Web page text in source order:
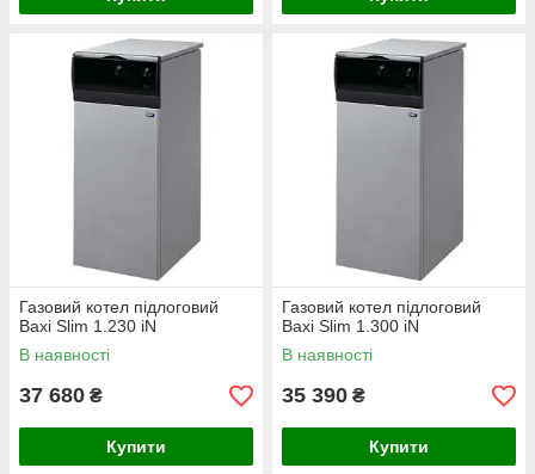
Газовий котел підлоговий
Baxi Slim 1.230 iN
В наявності
37 680 ₴
Купити
Газовий котел підлоговий
Baxi Slim 1.300 iN
В наявності
35 390 ₴
Купити